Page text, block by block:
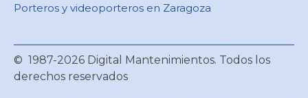
Porteros y videoporteros en Zaragoza
© 1987-2026 Digital Mantenimientos. Todos los
derechos reservados